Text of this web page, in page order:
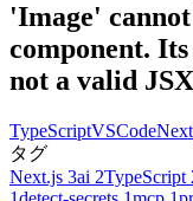
'Image' cannot
component.
not a valid
TypeScriptVSCode
タグ
Next.js 3ai 2TypeScript